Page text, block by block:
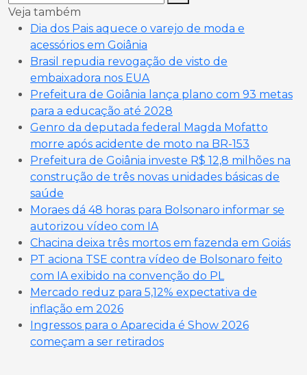
Veja também
Dia dos Pais aquece o varejo de moda e
acessórios em Goiânia
Brasil repudia revogação de visto de
embaixadora nos EUA
Prefeitura de Goiânia lança plano com 93 metas
para a educação até 2028
Genro da deputada federal Magda Mofatto
morre após acidente de moto na BR-153
Prefeitura de Goiânia investe R$ 12,8 milhões na
construção de três novas unidades básicas de
saúde
Moraes dá 48 horas para Bolsonaro informar se
autorizou vídeo com IA
Chacina deixa três mortos em fazenda em Goiás
PT aciona TSE contra vídeo de Bolsonaro feito
com IA exibido na convenção do PL
Mercado reduz para 5,12% expectativa de
inflação em 2026
Ingressos para o Aparecida é Show 2026
começam a ser retirados